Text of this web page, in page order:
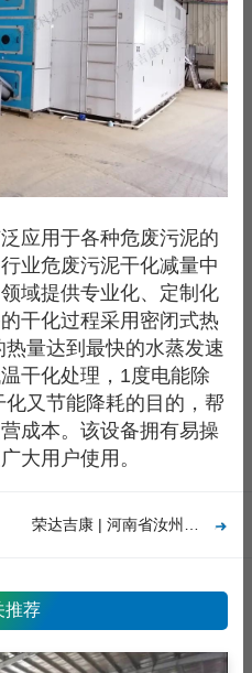
应用于各种危废污泥的
业危废污泥干化减量中
域提供专业化、定制化
干化过程采用密闭式热
量达到最快的水蒸发速
干化处理，1度电能除
又节能降耗的目的，帮
成本。该设备拥有易操
大用户使用。
推荐